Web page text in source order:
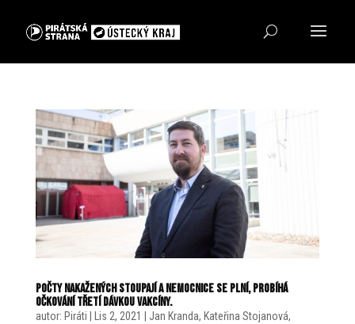
Počty nakažených stoupají a nemocnice se plní, probíhá
očkování třetí dávkou vakcíny.
autor: Piráti Lis 2, 2021 Jan Kranda, Kateřina Stojanová,